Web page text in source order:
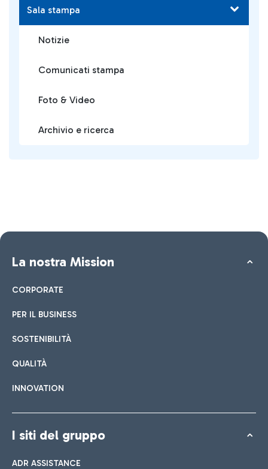
Sala stampa
Notizie
Comunicati stampa
Foto & Video
Archivio e ricerca
La nostra Mission
CORPORATE
PER IL BUSINESS
SOSTENIBILITÀ
QUALITÀ
INNOVATION
I siti del gruppo
ADR ASSISTANCE